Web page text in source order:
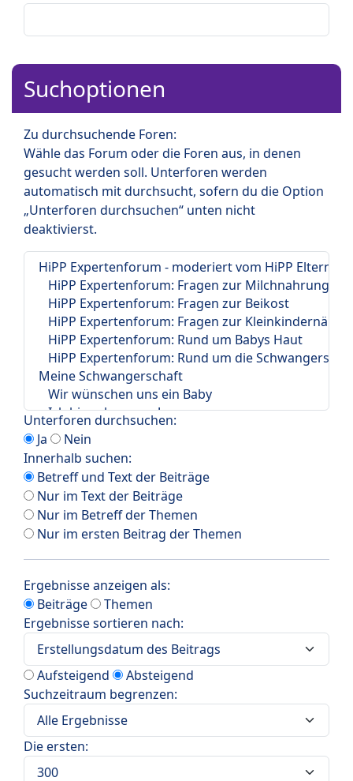
Suchoptionen
Zu durchsuchende Foren:
Wähle das Forum oder die Foren aus, in denen
gesucht werden soll. Unterforen werden
automatisch mit durchsucht, sofern du die Option
„Unterforen durchsuchen“ unten nicht
deaktivierst.
Unterforen durchsuchen:
Ja
Nein
Innerhalb suchen:
Betreff und Text der Beiträge
Nur im Text der Beiträge
Nur im Betreff der Themen
Nur im ersten Beitrag der Themen
Ergebnisse anzeigen als:
Beiträge
Themen
Ergebnisse sortieren nach:
Aufsteigend
Absteigend
Suchzeitraum begrenzen:
Die ersten: